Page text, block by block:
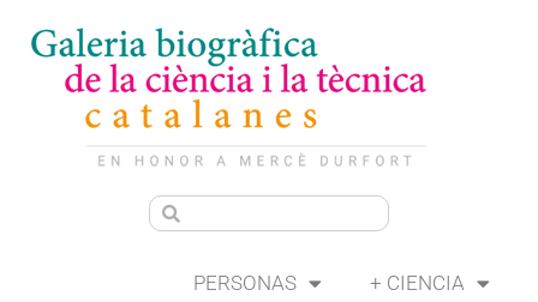
PERSONAS + CIENCIA